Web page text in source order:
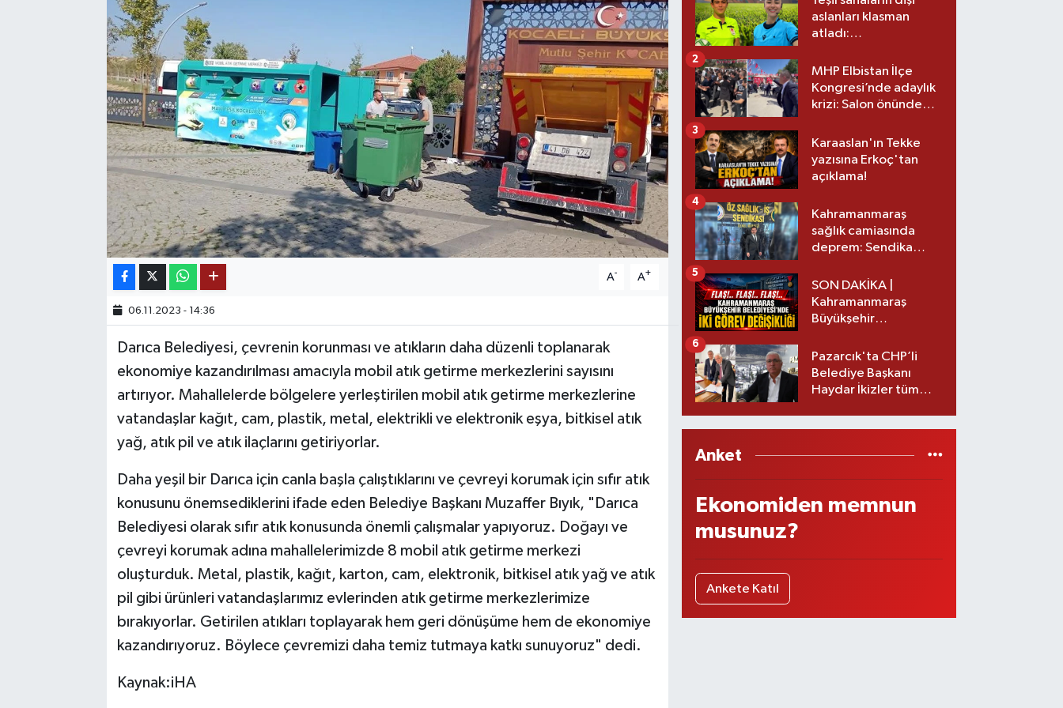
A- A+
06.11.2023 - 14:36
Darıca Belediyesi, çevrenin korunması ve atıkların daha düzenli toplanarak
ekonomiye kazandırılması amacıyla mobil atık getirme merkezlerini sayısını
artırıyor. Mahallelerde bölgelere yerleştirilen mobil atık getirme merkezlerine
vatandaşlar kağıt, cam, plastik, metal, elektrikli ve elektronik eşya, bitkisel atık
yağ, atık pil ve atık ilaçlarını getiriyorlar.
Daha yeşil bir Darıca için canla başla çalıştıklarını ve çevreyi korumak için sıfır atık
konusunu önemsediklerini ifade eden Belediye Başkanı Muzaffer Bıyık, "Darıca
Belediyesi olarak sıfır atık konusunda önemli çalışmalar yapıyoruz. Doğayı ve
çevreyi korumak adına mahallelerimizde 8 mobil atık getirme merkezi
oluşturduk. Metal, plastik, kağıt, karton, cam, elektronik, bitkisel atık yağ ve atık
pil gibi ürünleri vatandaşlarımız evlerinden atık getirme merkezlerimize
bırakıyorlar. Getirilen atıkları toplayarak hem geri dönüşüme hem de ekonomiye
kazandırıyoruz. Böylece çevremizi daha temiz tutmaya katkı sunuyoruz" dedi.
Kaynak:iHA
aslanları klasman
atladı:
üst lige iki transfer!
MHP Elbistan İlçe
Kongresi’nde adaylık
krizi: Salon önünde
2
Karaaslan'ın Tekke
yazısına Erkoç'tan
açıklama!
3
Kahramanmaraş
sağlık camiasında
deprem: Sendika
4
SON DAKİKA |
Kahramanmaraş
Büyükşehir
görev değişikliği!
5
Pazarcık'ta CHP’li
Belediye Başkanı
Haydar İkizler tüm
6
Anket
Ekonomiden memnun
musunuz?
Ankete Katıl
KÜLTÜR SANAT